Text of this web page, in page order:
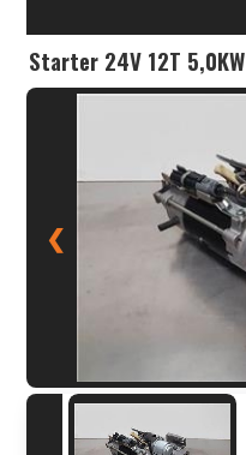
Starter 24V 12T 5,0KW
❮